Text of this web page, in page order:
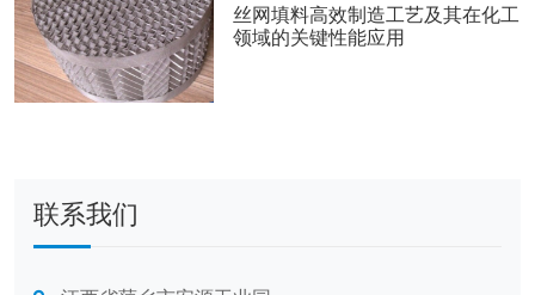
丝网填料高效制造工艺及其在化工
领域的关键性能应用
联系我们